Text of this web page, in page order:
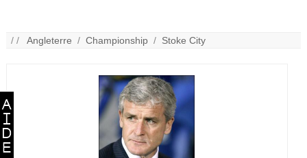
/ /Angleterre /Championship / Stoke City